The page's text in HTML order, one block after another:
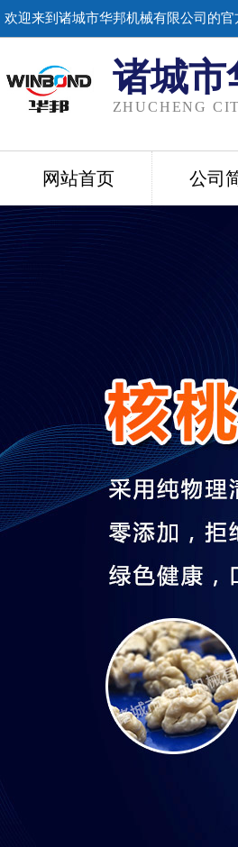
欢迎来到诸城市华邦机械有限公司的官
诸城市
ZHUCHENG
网站首页 公司